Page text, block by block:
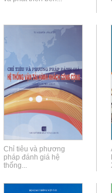
Chỉ tiêu và phương
pháp đánh giá hệ
thống...